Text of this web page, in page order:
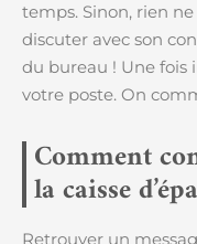
temps. Sinon, rien
discuter avec son
du bureau ! Une fois
votre poste. On
Comment
la caisse
Retrouver un